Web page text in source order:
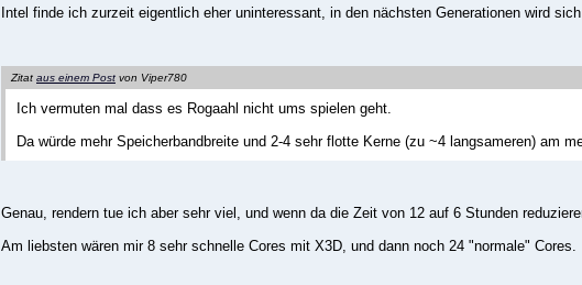
Intel finde ich zurzeit eigentlich eher uninteressant, in den nächsten Generationen wird
Zitat aus einem Post von Viper780
Ich vermuten mal dass es Rogaahl nicht ums spielen geht.
Da würde mehr Speicherbandbreite und 2-4 sehr flotte Kerne (zu ~4 langsameren) am
Genau, rendern tue ich aber sehr viel, und wenn da die Zeit von 12 auf 6 Stunden
Am liebsten wären mir 8 sehr schnelle Cores mit X3D, und dann noch 24 "normale" Cores.